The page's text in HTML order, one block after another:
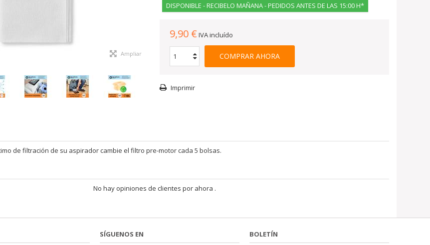
Ampliar
DISPONIBLE - RECIBELO MAÑANA - PEDIDOS ANTES DE LAS 15:00 H*
9,90 € IVA incluído
COMPRAR AHORA
Imprimir
de filtración de su aspirador cambie el filtro pre-motor cada 5 bolsas.
No hay opiniones de clientes por ahora .
SÍGUENOS EN BOLETÍN